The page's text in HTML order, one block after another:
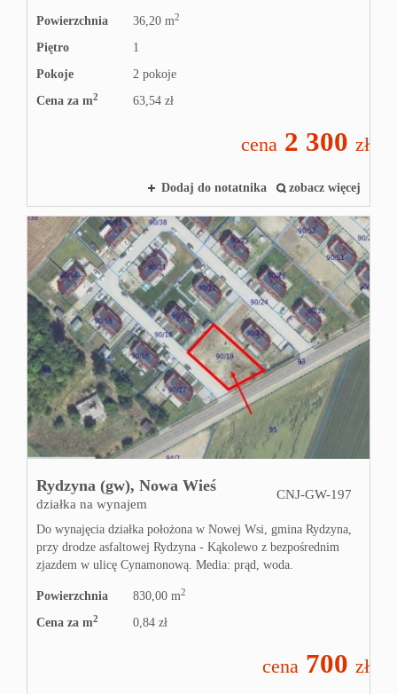
Powierzchnia 36,20 m2
Piętro
1
Pokoje
2 pokoje
Cena za m2 63,54 zł
cena 2 300 zł
Dodaj do notatnika zobacz więcej
Rydzyna (gw), Nowa Wieś
działka na wynajem
CNJ-GW-197
Do wynajęcia działka położona w Nowej Wsi, gmina Rydzyna,
przy drodze asfaltowej Rydzyna - Kąkolewo z bezpośrednim
zjazdem w ulicę Cynamonową. Media: prąd, woda.
Powierzchnia 830,00 m2
Cena za m2 0,84 zł
cena 700 zł